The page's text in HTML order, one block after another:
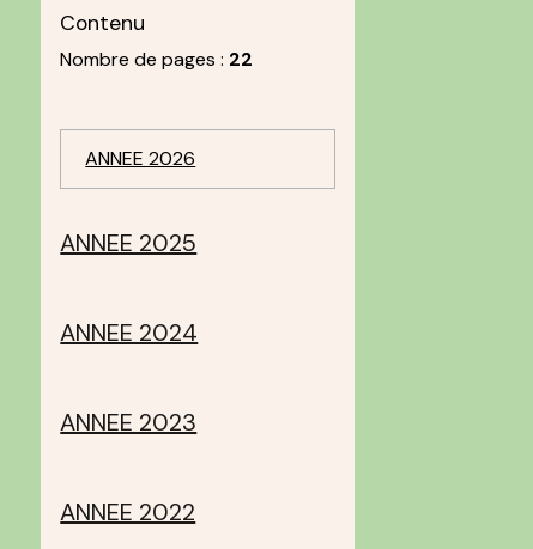
Contenu
Nombre de pages : 22
ANNEE 2026
ANNEE 2025
ANNEE 2024
ANNEE 2023
ANNEE 2022